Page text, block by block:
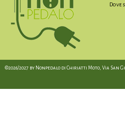
Dove
©2026/2027 by Nonpedalo di Chiriatti Moto, Via San